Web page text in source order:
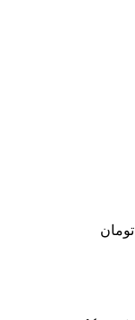
تومان